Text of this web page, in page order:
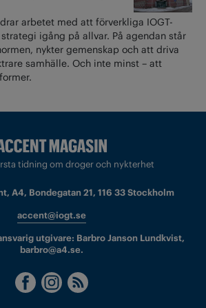
arbetet med att förverkliga IOGT-
strategi igång på allvar. På agendan står
nykter gemenskap och att driva
samhälle. Och inte minst – att
tidning om droger och nykterhet
A4, Bondegatan 21, 116 33 Stockholm
accent@iogt.se
utgivare: Barbro Janson Lundkvist,
barbro@a4.se.